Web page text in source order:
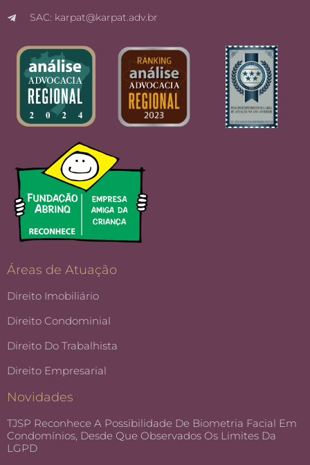
SAC: karpat@karpat.adv.br
Áreas de Atuação
Direito Imobiliário
Direito Condominial
Direito Do Trabalhista
Direito Empresarial
Novidades
TJSP Reconhece A Possibilidade De Biometria Facial Em
Condomínios, Desde Que Observados Os Limites Da
LGPD